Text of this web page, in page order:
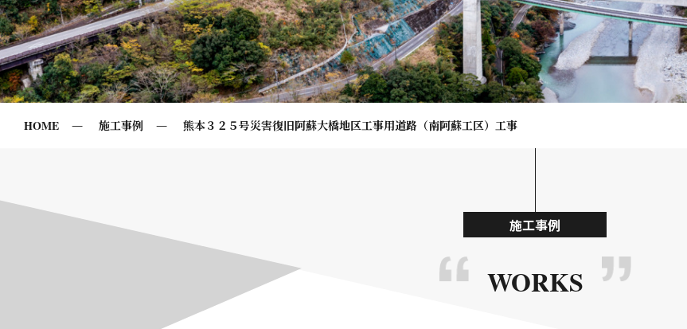
HOME 施工事例 熊本３２５号災害復旧阿蘇大橋地区工事用道路（南阿蘇工区）工事
施工事例
WORKS